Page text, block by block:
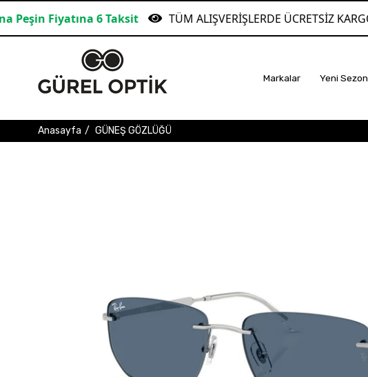
6 Taksit TÜM ALIŞVERİŞLERDE ÜCRETSİZ KARGO!
Markalar Yeni Sezon
Anasayfa GÜNEŞ GÖZLÜĞÜ